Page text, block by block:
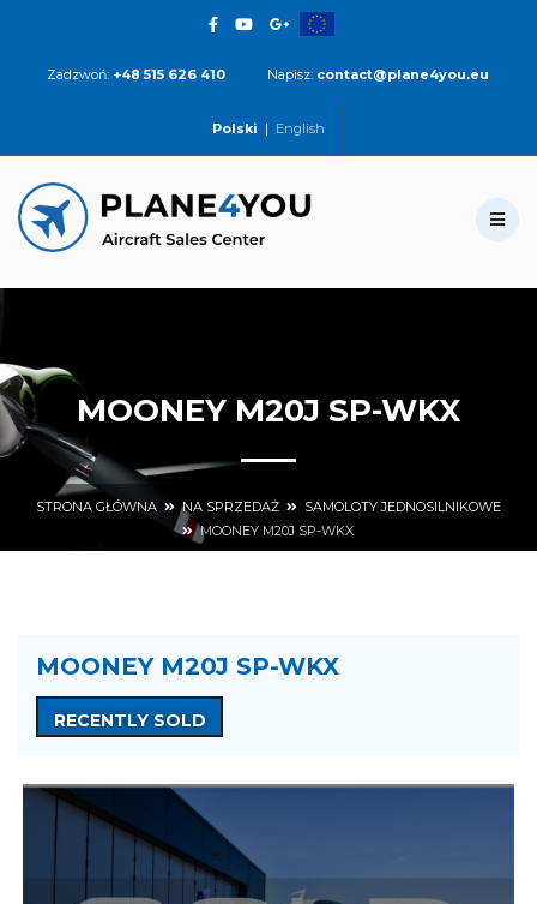
Zadzwoń: +48 515 626 410 Napisz: contact@plane4you.eu
Polski | English
MOONEY M20J SP-WKX
STRONA GŁÓWNA NA SPRZEDAŻ
SAMOLOTY JEDNOSILNIKOWE
MOONEY M20J SP-WKX
MOONEY M20J SP-WKX
RECENTLY SOLD